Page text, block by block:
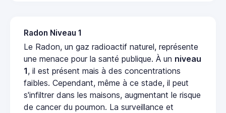
Radon Niveau 1
Le Radon, un gaz radioactif naturel, représente
une menace pour la santé publique. À un niveau
1, il est présent mais à des concentrations
faibles. Cependant, même à ce stade, il peut
s'infiltrer dans les maisons, augmentant le risque
de cancer du poumon. La surveillance et